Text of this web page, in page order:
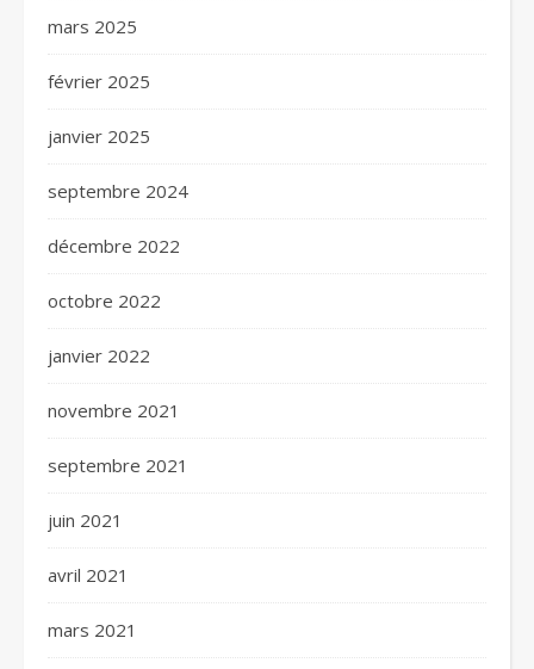
mars 2025
février 2025
janvier 2025
septembre 2024
décembre 2022
octobre 2022
janvier 2022
novembre 2021
septembre 2021
juin 2021
avril 2021
mars 2021